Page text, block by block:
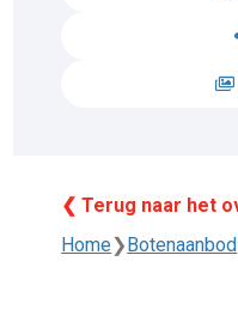
❮ Terug naar het
Home❯Botenaanbod